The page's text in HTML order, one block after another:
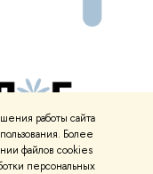
работы сайта
Более
файлов cookies
персональных